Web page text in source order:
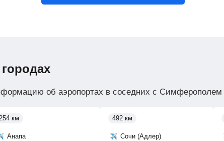
об аэропортах в соседних с
Анапа
км
Сочи (Адлер)
492 км